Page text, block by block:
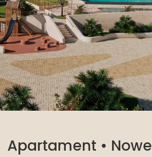
Apartament • Nowe